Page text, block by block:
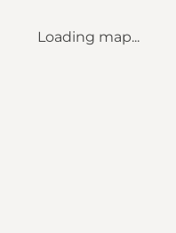
Loading map...